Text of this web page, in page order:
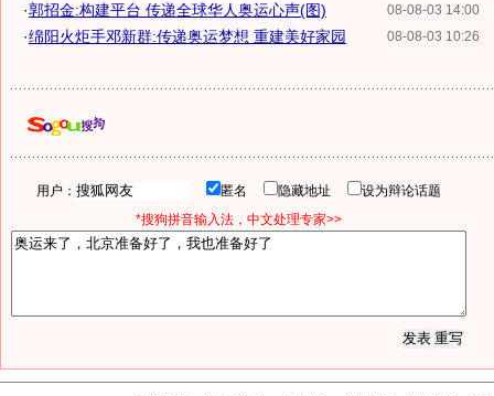
08-08-03 14:00
·郭招金:构建平台 传递全球华人奥运心声(图)
08-08-03 10:26
·绵阳火炬手邓新群:传递奥运梦想 重建美好家园
用户： 匿名 隐藏地址
设为辩论话题
*搜狗拼音输入法，中文处理专家>>